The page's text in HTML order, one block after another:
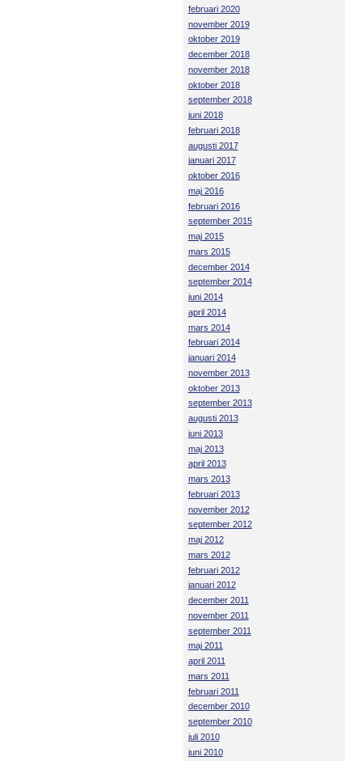
februari 2020
november 2019
oktober 2019
december 2018
november 2018
oktober 2018
september 2018
juni 2018
februari 2018
augusti 2017
januari 2017
oktober 2016
maj 2016
februari 2016
september 2015
maj 2015
mars 2015
december 2014
september 2014
juni 2014
april 2014
mars 2014
februari 2014
januari 2014
november 2013
oktober 2013
september 2013
augusti 2013
juni 2013
maj 2013
april 2013
mars 2013
februari 2013
november 2012
september 2012
maj 2012
mars 2012
februari 2012
januari 2012
december 2011
november 2011
september 2011
maj 2011
april 2011
mars 2011
februari 2011
december 2010
september 2010
juli 2010
juni 2010